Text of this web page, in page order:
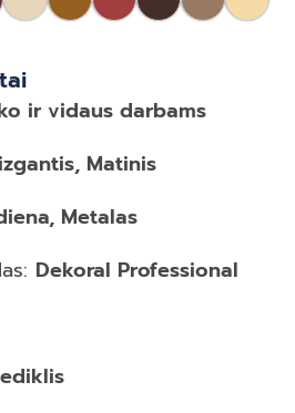
ir vidaus darbams
Matinis
Metalas
Dekoral Professional